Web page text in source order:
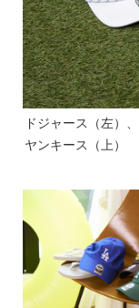
ドジャース（左）
ヤンキース（上）